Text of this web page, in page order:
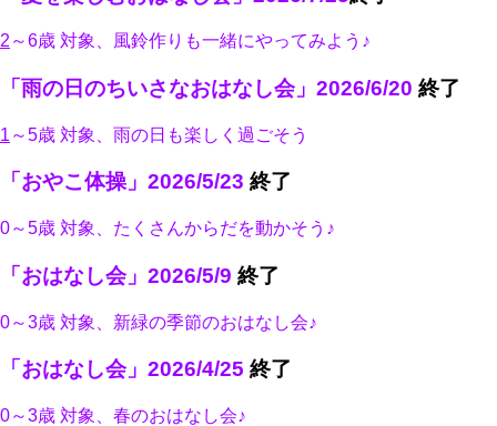
2 ～6歳 対象、風鈴作りも一緒にやってみよう♪
「雨の日のちいさなおはなし会」2026/6/20 終了
1 ～5歳 対象、雨の日も楽しく過ごそう
「おやこ体操」2026/5/23 終了
0～5歳 対象、たくさんからだを動かそう♪
「おはなし会」2026/5/9 終了
0～3歳 対象、新緑の季節のおはなし会♪
「おはなし会」2026/4/25 終了
0～3歳 対象、春のおはなし会♪